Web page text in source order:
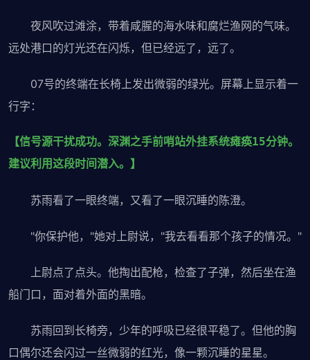
夜风吹过滩涂，带着咸腥的海水味和腐烂渔网的气味。
远处港口的灯光还在闪烁，但已经远了，远了。
07号的终端在长椅上发出微弱的绿光。屏幕上显示着一
行字：
【信号源干扰成功。深渊之手前哨站外挂系统瘫痪15分钟。
建议利用这段时间潜入。】
苏雨看了一眼终端，又看了一眼沉睡的陈澄。
"你保护他，"她对上尉说，"我去看看那个孩子的情况。"
上尉点了点头。他掏出配枪，检查了子弹，然后坐在渔
船门口，面对着外面的黑暗。
苏雨回到长椅旁，少年的呼吸已经很平稳了。但他的胸
口偶尔还会闪过一丝微弱的红光，像一颗沉睡的星星。